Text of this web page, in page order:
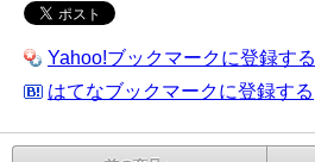
Yahoo!ブックマークに登録する
はてなブックマークに登録する